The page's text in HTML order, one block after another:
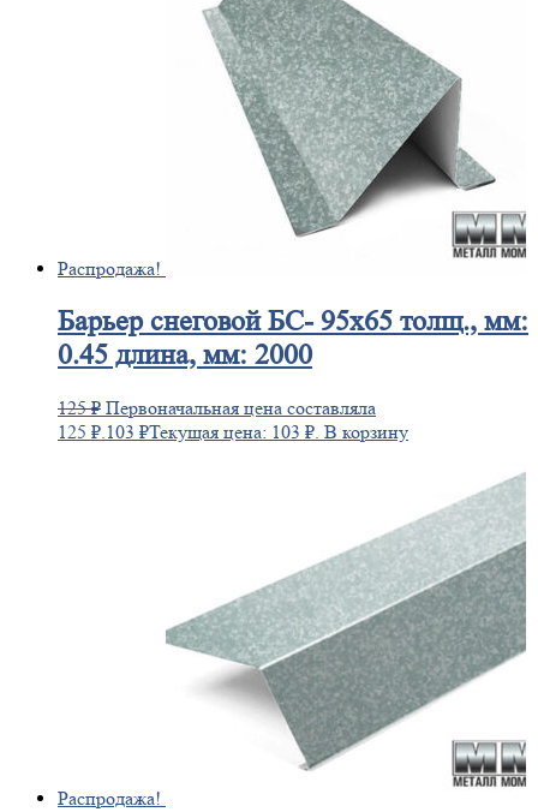
Распродажа!
Барьерснеговой БС- 95х65 толщ., мм:
0.45 длина, мм: 2000
125₽ Первоначальная цена составляла
125 ₽.103 ₽Текущая цена: 103 ₽. В корзину
Распродажа!